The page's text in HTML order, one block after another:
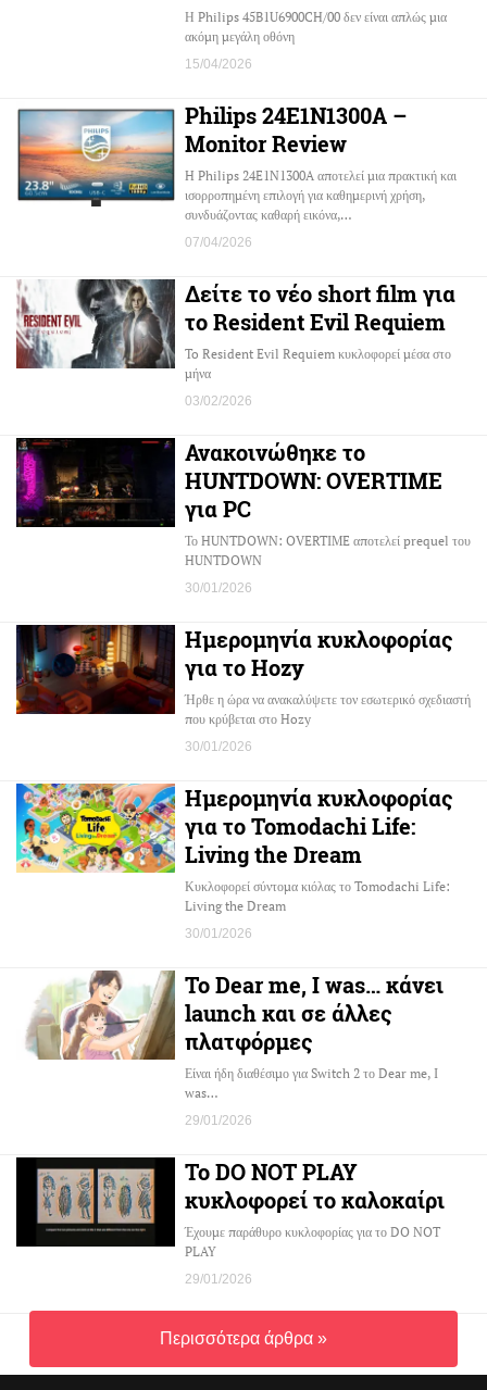
Η Philips 45B1U6900CH/00 δεν είναι απλώς μια
ακόμη μεγάλη οθόνη
15/04/2026
Philips 24E1N1300A –
Monitor Review
H Philips 24E1N1300A αποτελεί μια πρακτική και
ισορροπημένη επιλογή για καθημερινή χρήση,
συνδυάζοντας καθαρή εικόνα,…
07/04/2026
Δείτε το νέο short film για
το Resident Evil Requiem
To Resident Evil Requiem κυκλοφορεί μέσα στο
μήνα
03/02/2026
Ανακοινώθηκε το
HUNTDOWN: OVERTIME
για PC
Το HUNTDOWN: OVERTIME αποτελεί prequel του
HUNTDOWN
30/01/2026
Ημερομηνία κυκλοφορίας
για το Hozy
Ήρθε η ώρα να ανακαλύψετε τον εσωτερικό σχεδιαστή
που κρύβεται στο Hozy
30/01/2026
Ημερομηνία κυκλοφορίας
για το Tomodachi Life:
Living the Dream
Κυκλοφορεί σύντομα κιόλας το Tomodachi Life:
Living the Dream
30/01/2026
Το Dear me, I was… κάνει
launch και σε άλλες
πλατφόρμες
Είναι ήδη διαθέσιμο για Switch 2 το Dear me, I
was…
29/01/2026
Το DO NOT PLAY
κυκλοφορεί το καλοκαίρι
Έχουμε παράθυρο κυκλοφορίας για το DO NOT
PLAY
29/01/2026
Περισσότερα άρθρα »